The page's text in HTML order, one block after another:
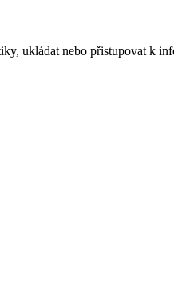
ukládat nebo přistupovat k